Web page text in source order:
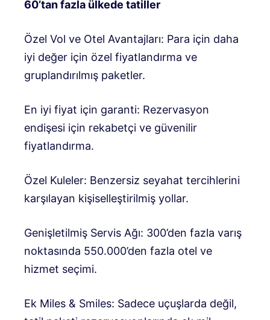
60’tan fazla ülkede tatiller
Özel Vol ve Otel Avantajları: Para için daha
iyi değer için özel fiyatlandırma ve
gruplandırılmış paketler.
En iyi fiyat için garanti: Rezervasyon
endişesi için rekabetçi ve güvenilir
fiyatlandırma.
Özel Kuleler: Benzersiz seyahat tercihlerini
karşılayan kişiselleştirilmiş yollar.
Genişletilmiş Servis Ağı: 300’den fazla varış
noktasında 550.000’den fazla otel ve
hizmet seçimi.
Ek Miles & Smiles: Sadece uçuşlarda değil,